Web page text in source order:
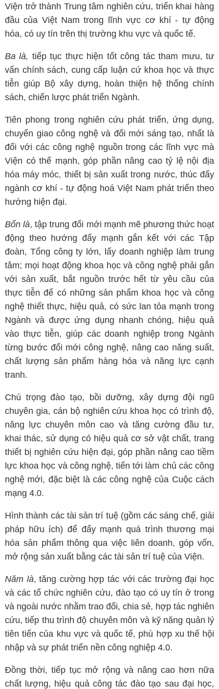
Viện trở thành Trung tâm nghiên cứu, triển khai hàng
đầu của Việt Nam trong lĩnh vực cơ khí - tự động
hóa, có uy tín trên thị trường khu vực và quốc tế.
Ba là, tiếp tục thực hiện tốt công tác tham mưu, tư
vấn chính sách, cung cấp luận cứ khoa học và thực
tiễn giúp Bộ xây dựng, hoàn thiện hệ thống chính
sách, chiến lược phát triển Ngành.
Tiên phong trong nghiên cứu phát triển, ứng dụng,
chuyển giao công nghệ và đổi mới sáng tạo, nhất là
đối với các công nghệ nguồn trong các lĩnh vực mà
Viện có thế mạnh, góp phần nâng cao tỷ lệ nội địa
hóa máy móc, thiết bị sản xuất trong nước, thúc đẩy
ngành cơ khí - tự động hoá Việt Nam phát triển theo
hướng hiện đại.
Bốn là, tập trung đổi mới mạnh mẽ phương thức hoạt
động theo hướng đẩy mạnh gắn kết với các Tập
đoàn, Tổng công ty lớn, lấy doanh nghiệp làm trung
tâm; mọi hoạt động khoa học và công nghệ phải gắn
với sản xuất, bắt nguồn trước hết từ yêu cầu của
thực tiễn để có những sản phẩm khoa học và công
nghệ thiết thực, hiệu quả, có sức lan tỏa mạnh trong
Ngành và được ứng dụng nhanh chóng, hiệu quả
vào thực tiễn, giúp các doanh nghiệp trong Ngành
từng bước đổi mới công nghệ, nâng cao năng suất,
chất lượng sản phẩm hàng hóa và năng lực cạnh
tranh.
Chú trọng đào tạo, bồi dưỡng, xây dựng đội ngũ
chuyên gia, cán bộ nghiên cứu khoa học có trình độ,
năng lực chuyên môn cao và tăng cường đầu tư,
khai thác, sử dụng có hiệu quả cơ sở vật chất, trang
thiết bị nghiên cứu hiện đại, góp phần nâng cao tiềm
lực khoa học và công nghệ, tiến tới làm chủ các công
nghệ mới, đặc biệt là các công nghệ của Cuộc cách
mạng 4.0.
Hình thành các tài sản trí tuệ (gồm các sáng chế, giải
pháp hữu ích) để đẩy mạnh quá trình thương mại
hóa sản phẩm thông qua việc liên doanh, góp vốn,
mở rộng sản xuất bằng các tài sản trí tuệ của Viện.
Năm là, tăng cường hợp tác với các trường đại học
và các tổ chức nghiên cứu, đào tạo có uy tín ở trong
và ngoài nước nhằm trao đổi, chia sẻ, hợp tác nghiên
cứu, tiếp thu trình độ chuyên môn và kỹ năng quản lý
tiên tiến của khu vực và quốc tế, phù hợp xu thế hội
nhập và sự phát triển nền công nghiệp 4.0.
Đồng thời, tiếp tục mở rộng và nâng cao hơn nữa
chất lượng, hiệu quả công tác đào tạo sau đại học,